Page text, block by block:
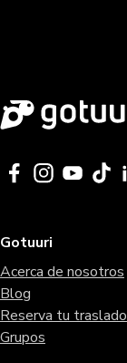
Gotuuri
Acerca de nosotros
Blog
Reserva tu traslado
Grupos